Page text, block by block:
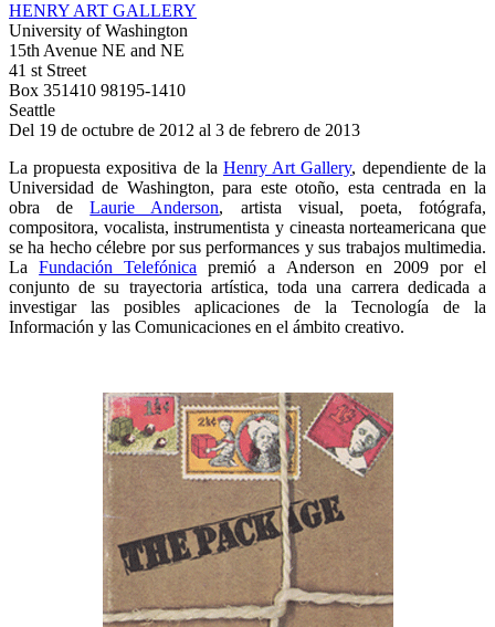
HENRY ART GALLERY
University of Washington
15th Avenue NE and NE
41 st Street
Box 351410 98195-1410
Seattle
Del 19 de octubre de 2012 al 3 de febrero de 2013
La propuesta expositiva de la Henry Art Gallery, dependiente de la
Universidad de Washington, para este otoño, esta centrada en la
obra deLaurie Anderson, artista visual, poeta, fotógrafa,
compositora, vocalista, instrumentista y cineasta norteamericana que
se ha hecho célebre por sus performances y sus trabajos multimedia.
LaFundación Telefónica premió a Anderson en 2009 por el
conjunto de su trayectoria artística, toda una carrera dedicada a
investigar las posibles aplicaciones de la Tecnología de la
Información y las Comunicaciones en el ámbito creativo.